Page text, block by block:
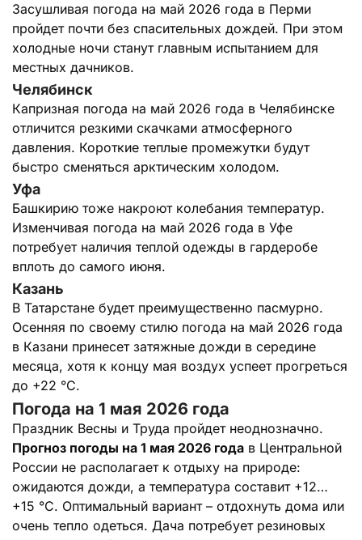
Засушливая погода на май 2026 года в Перми
пройдет почти без спасительных дождей. При этом
холодные ночи станут главным испытанием для
местных дачников.
Челябинск
Капризная погода на май 2026 года в Челябинске
отличится резкими скачками атмосферного
давления. Короткие теплые промежутки будут
быстро сменяться арктическим холодом.
Уфа
Башкирию тоже накроют колебания температур.
Изменчивая погода на май 2026 года в Уфе
потребует наличия теплой одежды в гардеробе
вплоть до самого июня.
Казань
В Татарстане будет преимущественно пасмурно.
Осенняя по своему стилю погода на май 2026 года
в Казани принесет затяжные дожди в середине
месяца, хотя к концу мая воздух успеет прогреться
до +22 °C.
Погода на 1 мая 2026 года
Праздник Весны и Труда пройдет неоднозначно.
Прогноз погоды на 1 мая 2026 года в Центральной
России не располагает к отдыху на природе:
ожидаются дожди, а температура составит +12…
+15 °C. Оптимальный вариант – отдохнуть дома или
очень тепло одеться. Дача потребует резиновых